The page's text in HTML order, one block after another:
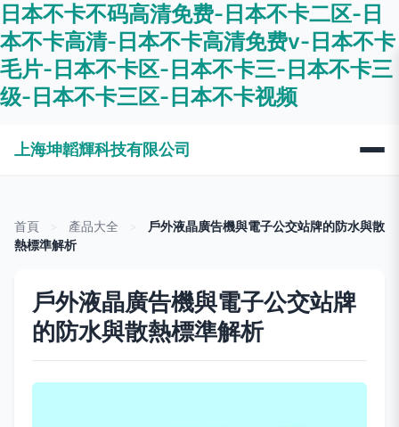
日本不卡不码高清免费-日本不卡二区-日
本不卡高清-日本不卡高清免费v-日本不卡
毛片-日本不卡区-日本不卡三-日本不卡三
级-日本不卡三区-日本不卡视频
上海坤韜輝科技有限公司
首頁 產品大全
戶外液晶廣告機與電子公交站牌的防水與散
熱標準解析
戶外液晶廣告機與電子公交站牌
的防水與散熱標準解析